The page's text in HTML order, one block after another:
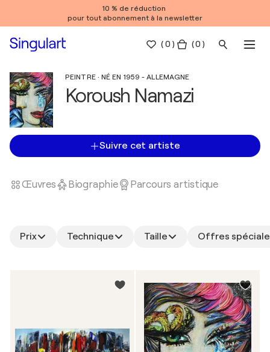
10 % de réduction
pour tout abonnement à la newsletter
(0 ) ( 0 )
PEINTRE · NÉ EN 1959 - ALLEMAGNE
Koroush Namazi
Suivre cet artiste
Œuvres Biographie Parcours artistique
Prix Technique Taille Offres